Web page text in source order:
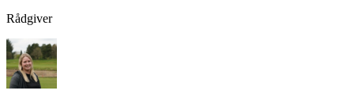
Rådgiver